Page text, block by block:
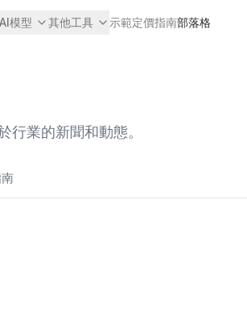
模型 其他工具 示範定價指南部落格
行業的新聞和動態。